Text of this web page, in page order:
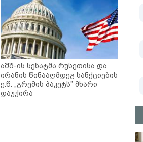
აშშ-ის სენატმა რუსეთისა და
ირანის წინააღმდეგ სანქციების
ე.წ. „გრემის პაკეტს” მხარი
დაუჭირა